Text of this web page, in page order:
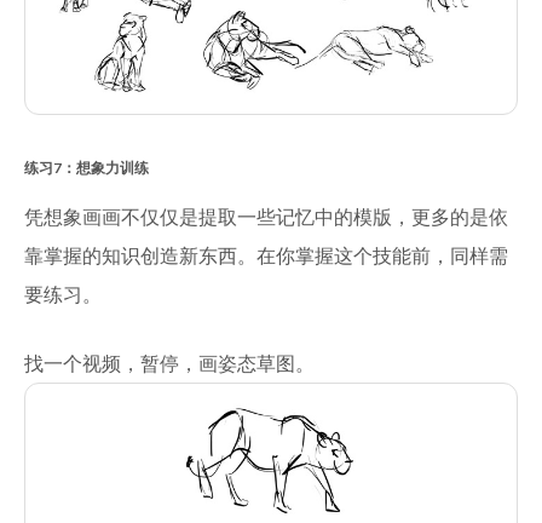
练习7：想象力训练
凭想象画画不仅仅是提取一些记忆中的模版，更多的是依
靠掌握的知识创造新东西。在你掌握这个技能前，同样需
要练习。
找一个视频，暂停，画姿态草图。